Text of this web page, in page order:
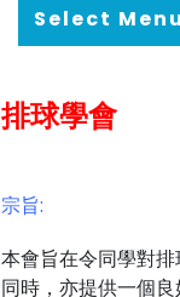
Select Menu
排球學會
宗旨:
本會旨在令同學對
同時，亦提供一個